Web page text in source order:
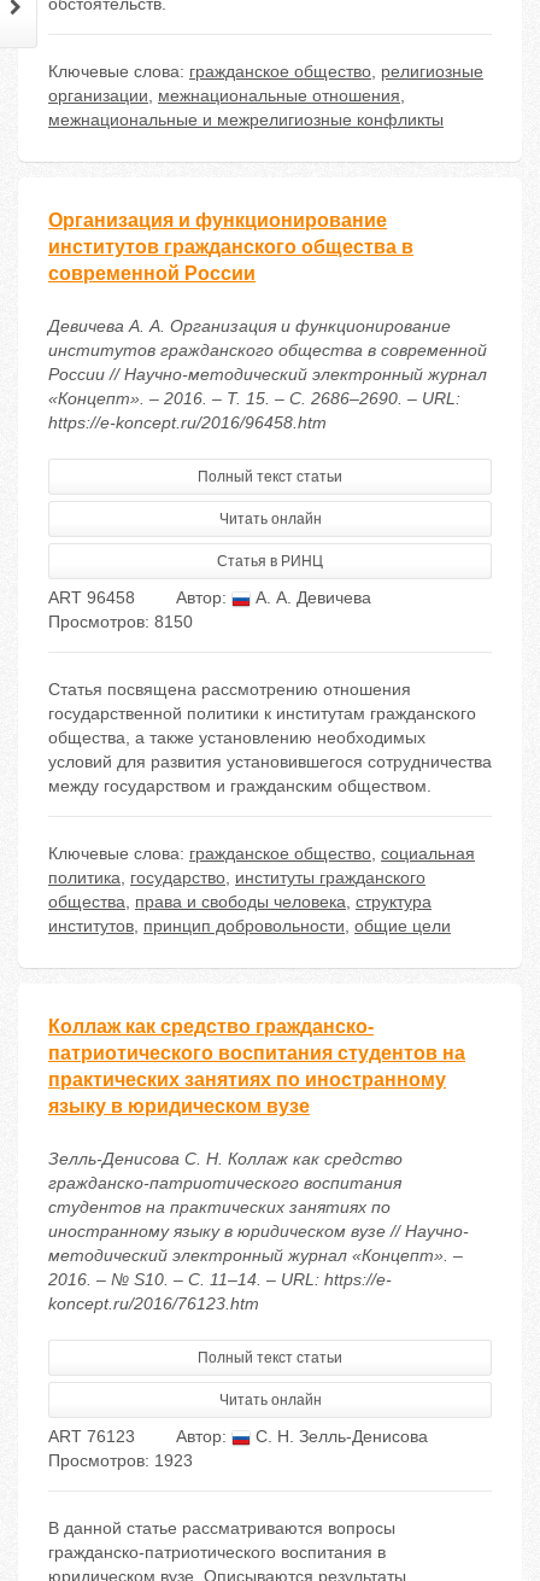
обстоятельств.
Ключевые слова: гражданское общество, религиозные
организации, межнациональные отношения,
мeжнaциoнaльныe и мeжрелигиозные конфликты
Организация и функционирование
институтов гражданского общества в
современной России
Девичева А. А. Организация и функционирование
институтов гражданского общества в современной
России // Научно-методический электронный журнал
«Концепт». – 2016. – Т. 15. – С. 2686–2690. – URL:
https://e-koncept.ru/2016/96458.htm
Полный текст статьи
Читать онлайн
Статья в РИНЦ
ART 96458 Автор:
А. А. Девичева
Просмотров: 8150
Статья посвящена рассмотрению отношения
государственной политики к институтам гражданского
общества, а также установлению необходимых
условий для развития установившегося сотрудничества
между государством и гражданским обществом.
Ключевые слова: гражданское общество, социальная
политика, государство, институты гражданского
общества, права и свободы человека, структура
институтов, принцип добровольности, общие цели
Коллаж как средство гражданско-
патриотического воспитания студентов на
практических занятиях по иностранному
языку в юридическом вузе
Зелль-Денисова С. Н. Коллаж как средство
гражданско-патриотического воспитания
студентов на практических занятиях по
иностранному языку в юридическом вузе // Научно-
методический электронный журнал «Концепт». –
2016. – № S10. – С. 11–14. – URL: https://e-
koncept.ru/2016/76123.htm
Полный текст статьи
Читать онлайн
ART 76123 Автор:
С. Н. Зелль-Денисова
Просмотров: 1923
В данной статье рассматриваются вопросы
гражданско-патриотического воспитания в
юридическом вузе. Описываются результаты